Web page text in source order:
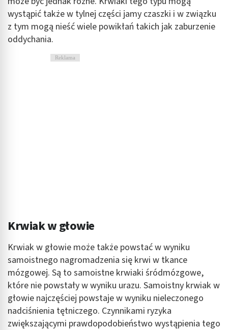
wystąpić także w tylnej części jamy czaszki i w związku
z tym mogą nieść wiele powikłań takich jak zaburzenie
oddychania.
Reklama
Krwiak w głowie
Krwiak w głowie może także powstać w wyniku
samoistnego nagromadzenia się krwi w tkance
mózgowej. Są to samoistne krwiaki śródmózgowe,
które nie powstały w wyniku urazu. Samoistny krwiak w
głowie najczęściej powstaje w wyniku nieleczonego
nadciśnienia tętniczego. Czynnikami ryzyka
zwiększającymi prawdopodobieństwo wystąpienia tego
Identyfikowanie urządzeń na podstawie
aktywnie żądanych informacji
Cele przetwarzania inne niż IAB:
Niezbędne